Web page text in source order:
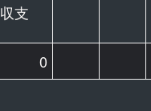
収支
0